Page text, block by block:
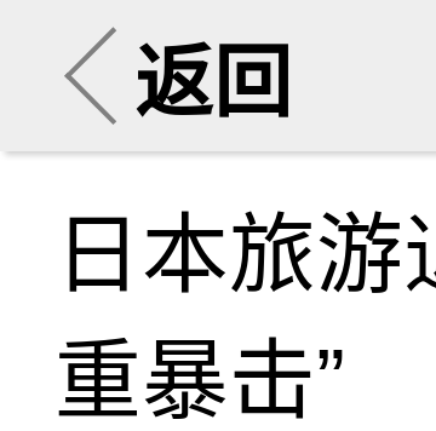
返回
日本旅
重暴击”